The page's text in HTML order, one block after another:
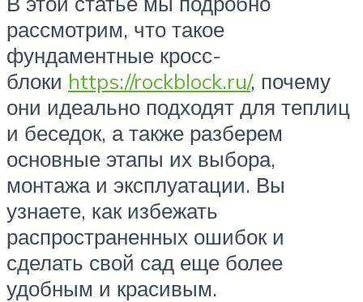
рассмотрим, что такое
фундаментные кросс-
блоки https://rockblock.ru/, почему
они идеально подходят для теплиц
и беседок, а также разберем
основные этапы их выбора,
монтажа и эксплуатации. Вы
узнаете, как избежать
распространенных ошибок и
сделать свой сад еще более
удобным и красивым.